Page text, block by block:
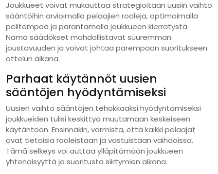
Joukkueet voivat mukauttaa strategioitaan uusiin vaihto
sääntöihin arvioimalla pelaajien rooleja, optimoimalla
pelitempoa ja parantamalla joukkueen kierrätystä.
Nämä säädökset mahdollistavat suuremman
joustavuuden ja voivat johtaa parempaan suoritukseen
ottelun aikana.
Parhaat käytännöt uusien
sääntöjen hyödyntämiseksi
Uusien vaihto sääntöjen tehokkaaksi hyödyntämiseksi
joukkueiden tulisi keskittyä muutamaan keskeiseen
käytäntöön. Ensinnäkin, varmista, että kaikki pelaajat
ovat tietoisia rooleistaan ja vastuistaan vaihdoissa.
Tämä selkeys voi auttaa ylläpitämään joukkueen
yhtenäisyyttä ja suoritusta siirtymien aikana.